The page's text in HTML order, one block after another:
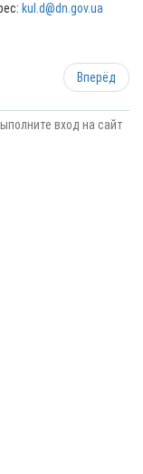
kul.d@dn.gov.ua
Вперёд
вход на сайт